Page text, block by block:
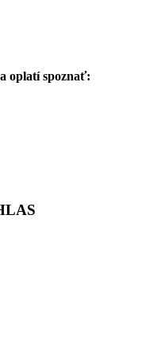
oplatí spoznať: